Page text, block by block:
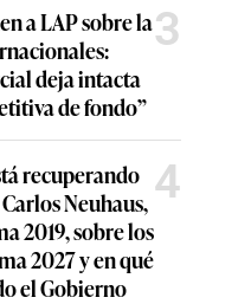
a LAP sobre la
deja intacta
de fondo”
3
recuperando
Neuhaus,
2019, sobre los
2027 y en qué
el Gobierno
4